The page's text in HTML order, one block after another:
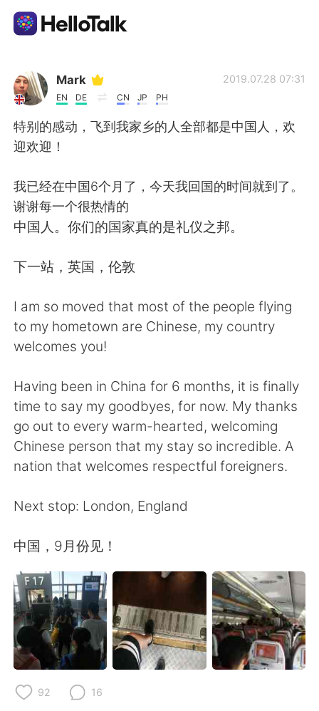
Приложение для Языкового Обмена
AI Grammar Checker
Русский
English
Deutsch 日本語
Indonesia Italiano
Türkçe Tiếng Việt
Português
Mark
EN DE CN JP PH
2019.07.28 07:31
特别的感动，飞到我家乡的人全部都是中国人，欢
迎欢迎！
我已经在中国6个月了，今天我回国的时间就到了。
谢谢每一个很热情的
中国人。你们的国家真的是礼仪之邦。
下一站，英国，伦敦
I am so moved that most of the people flying
to my hometown are Chinese, my country
welcomes you!
Having been in China for 6 months, it is finally
time to say my goodbyes, for now. My thanks
go out to every warm-hearted, welcoming
Chinese person that my stay so incredible. A
nation that welcomes respectful foreigners.
Next stop: London, England
中国，9月份见！
92 16